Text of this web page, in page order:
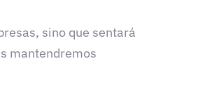
sino que sentará
mantendremos